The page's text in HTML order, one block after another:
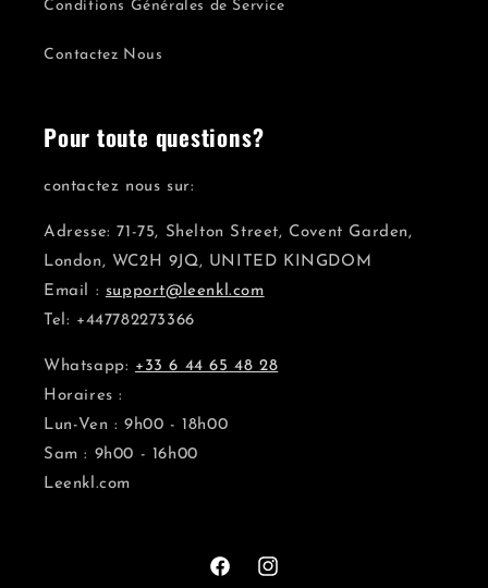
Conditions Générales de Service
Contactez Nous
Pour toute questions?
contactez nous sur:
Adresse: 71-75, Shelton Street, Covent Garden,
London, WC2H 9JQ, UNITED KINGDOM
Email : support@leenkl.com
Tel: +447782273366
Whatsapp: +33 6 44 65 48 28
Horaires :
Lun-Ven : 9h00 - 18h00
Sam : 9h00 - 16h00
Leenkl.com
FacebookInstagram